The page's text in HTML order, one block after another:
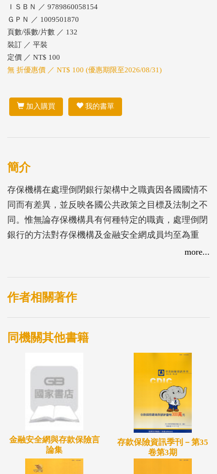
ＩＳＢＮ ／ 9789860058154
ＧＰＮ ／ 1009501870
頁數/張數/片數 ／ 132
裝訂 ／ 平裝
定價 ／ NT$ 100
無 折優惠價 ／ NT$ 100 (優惠期限至2026/08/31)
加入購買 我的書單
簡介
存保機構在處理倒閉銀行架構中之職責因各國國情不
同而有差異，並反映各國公共政策之目標及法制之不
同。惟無論存保機構具有何種特定的職責，處理倒閉
銀行的方法對存保機構及金融安全網成員均至為重
金融安全網成員建立或加強處理銀行倒閉機制時之參
考。本準則由ＩＡＤＩ銀行倒閉處理準則附屬委員會
more...
作者相關著作
同機關其他書籍
金融安全網與存款保險言
論集
存款保險資訊季刊－第35
卷第3期